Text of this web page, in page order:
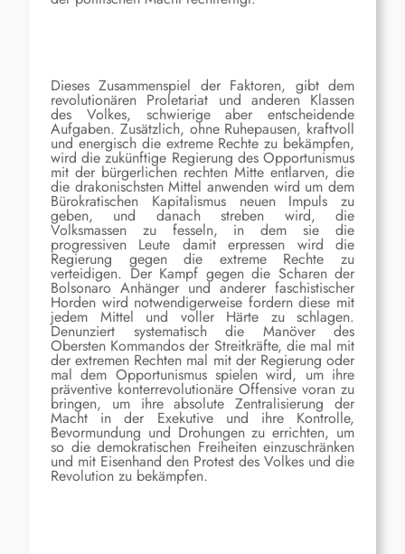
Dieses Zusammenspiel der Faktoren, gibt dem
revolutionären Proletariat und anderen Klassen
des Volkes, schwierige aber entscheidende
Aufgaben. Zusätzlich, ohne Ruhepausen, kraftvoll
und energisch die extreme Rechte zu bekämpfen,
wird die zukünftige Regierung des Opportunismus
mit der bürgerlichen rechten Mitte entlarven, die
die drakonischsten Mittel anwenden wird um dem
Bürokratischen Kapitalismus neuen Impuls zu
geben, und danach streben wird, die
Volksmassen zu fesseln, in dem sie die
progressiven Leute damit erpressen wird die
Regierung gegen die extreme Rechte zu
verteidigen. Der Kampf gegen die Scharen der
Bolsonaro Anhänger und anderer faschistischer
Horden wird notwendigerweise fordern diese mit
jedem Mittel und voller Härte zu schlagen.
Denunziert systematisch die Manöver des
Obersten Kommandos der Streitkräfte, die mal mit
der extremen Rechten mal mit der Regierung oder
mal dem Opportunismus spielen wird, um ihre
präventive konterrevolutionäre Offensive voran zu
bringen, um ihre absolute Zentralisierung der
Macht in der Exekutive und ihre Kontrolle,
Bevormundung und Drohungen zu errichten, um
so die demokratischen Freiheiten einzuschränken
und mit Eisenhand den Protest des Volkes und die
Revolution zu bekämpfen.